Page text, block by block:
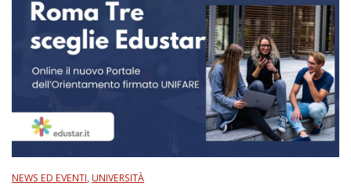
NEWS ED EVENTI,UNIVERSITÀ